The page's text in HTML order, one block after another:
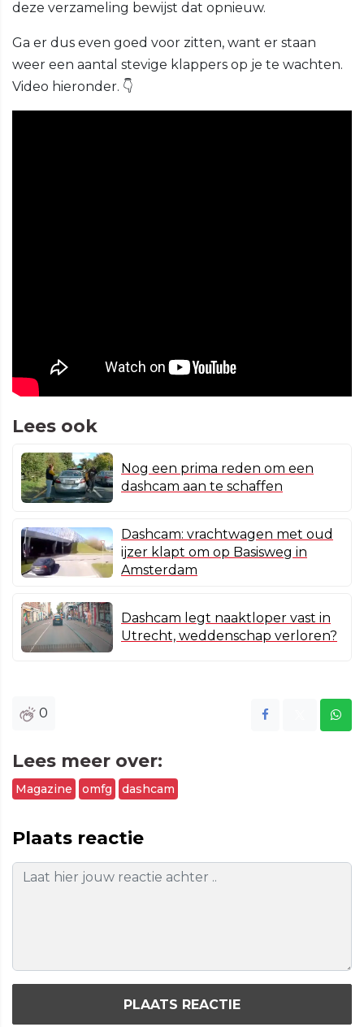
deze verzameling bewijst dat opnieuw.
Ga er dus even goed voor zitten, want er staan
weer een aantal stevige klappers op je te wachten.
Video hieronder. 👇
Lees ook
Nog een prima reden om een
dashcam aan te schaffen
Dashcam: vrachtwagen met oud
ijzer klapt om op Basisweg in
Amsterdam
Dashcam legt naaktloper vast in
Utrecht, weddenschap verloren?
0
Lees meer over:
Magazine omfg dashcam
Plaats reactie
PLAATS REACTIE